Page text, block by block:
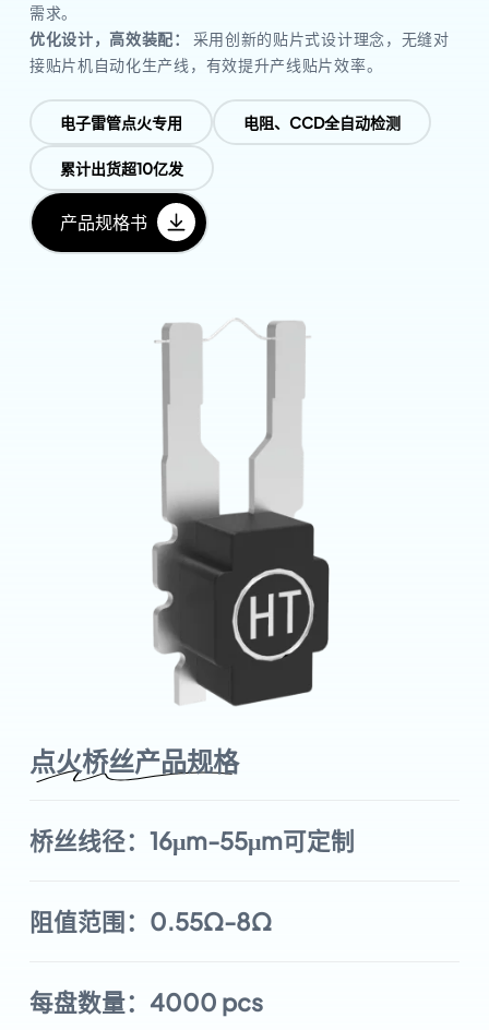
需求。
优化设计，高效装配：
采用创新的贴片式设计理念，无缝对
接贴片机自动化生产线，有效提升产线贴片效率。
电子雷管点火专用 电阻、CCD全自动检测
累计出货超10亿发
产品规格书
点火桥丝产品规格
桥丝线径：16μm-55μm可定制
阻值范围：0.55Ω-8Ω
每盘数量：4000 pcs